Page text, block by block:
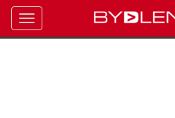
Toggle
navigation